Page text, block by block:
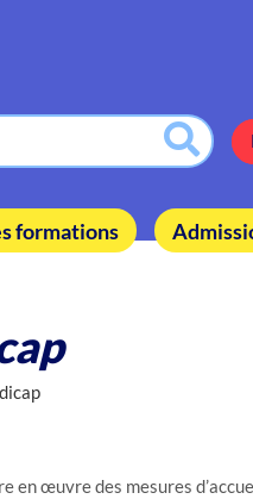
formations
en œuvre des mesures